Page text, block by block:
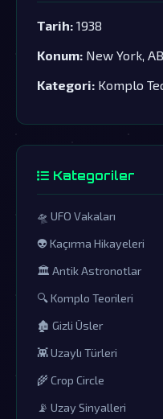
Tarih: 1938
Konum: New York,
Kategori: Komplo
Kategoriler
🛸 UFO Vakaları
👽 Kaçırma Hikayeleri
🏛️ Antik Astronotlar
🔍 Komplo Teorileri
🏚️ Gizli Üsler
👾 Uzaylı Türleri
🌾 Crop Circle
📡 Uzay Sinyalleri